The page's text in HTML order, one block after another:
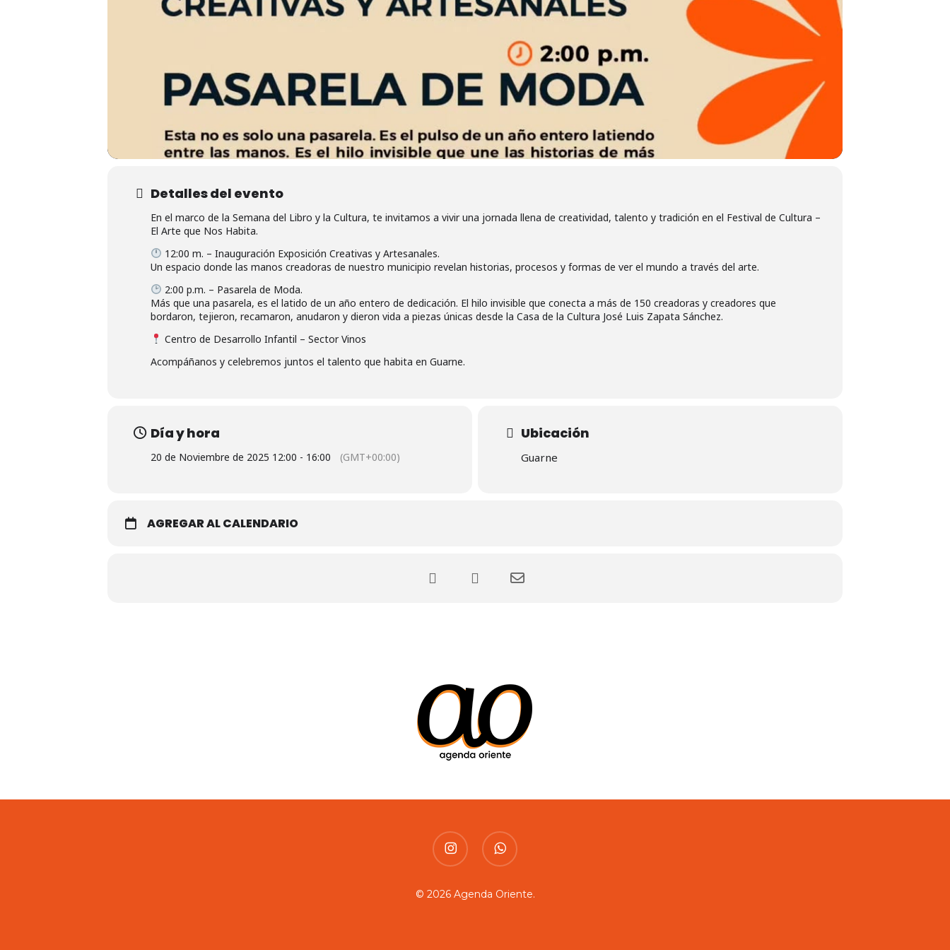
Detalles del evento
En el marco de la Semana del Libro y la Cultura, te invitamos a vivir una jornada llena de creatividad, talento y tradición en el Festival de Cultura –
El Arte que Nos Habita.
12:00 m. – Inauguración Exposición Creativas y Artesanales.
Un espacio donde las manos creadoras de nuestro municipio revelan historias, procesos y formas de ver el mundo a través del arte.
2:00 p.m. – Pasarela de Moda.
Más que una pasarela, es el latido de un año entero de dedicación. El hilo invisible que conecta a más de 150 creadoras y creadores que
bordaron, tejieron, recamaron, anudaron y dieron vida a piezas únicas desde la Casa de la Cultura José Luis Zapata Sánchez.
Centro de Desarrollo Infantil – Sector Vinos
Acompáñanos y celebremos juntos el talento que habita en Guarne.
Día y hora
20 de Noviembre de 2025 12:00 - 16:00 (GMT+00:00)
Ubicación
Guarne
AGREGAR AL CALENDARIO
instagram whatsapp
© 2026 Agenda Oriente.